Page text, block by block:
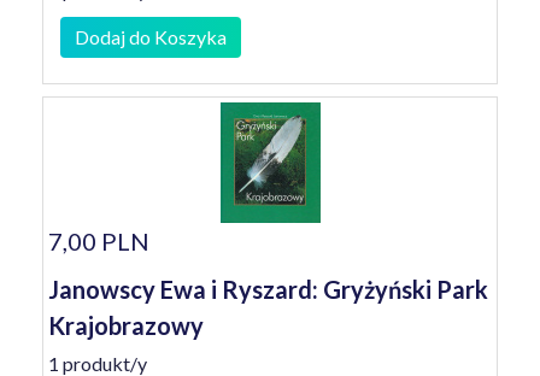
Dodaj do Koszyka
7,00 PLN
Janowscy Ewa i Ryszard: Gryżyński Park
Krajobrazowy
1 produkt/y